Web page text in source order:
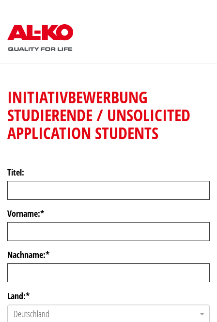
INITIATIVBEWERBUNG
STUDIERENDE / UNSOLICITED
APPLICATION STUDENTS
Titel:
Vorname:*
Nachname:*
Land:*
Deutschland